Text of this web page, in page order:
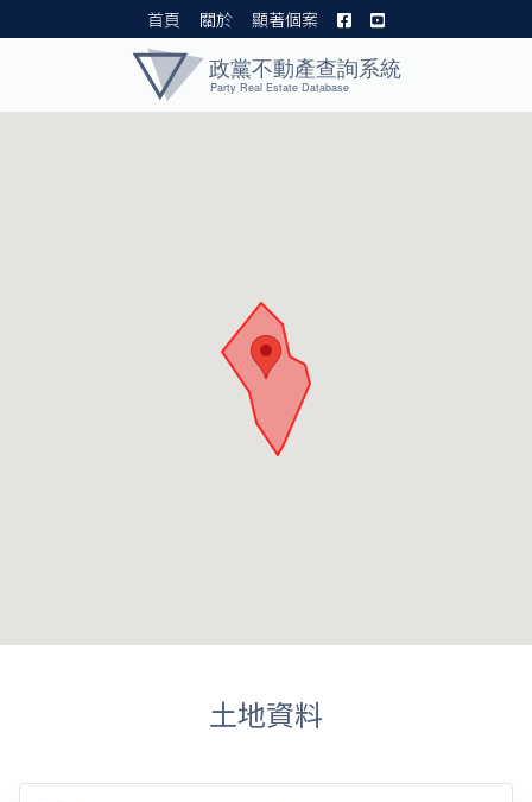
首頁 關於 顯著個案
土地資料